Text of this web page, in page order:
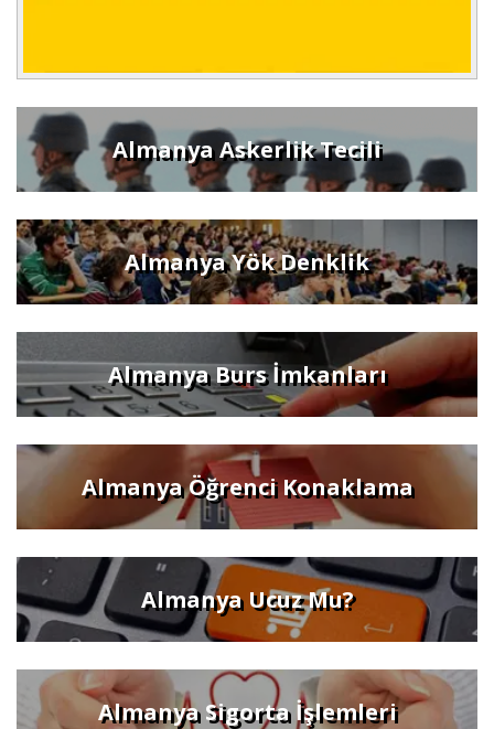
Almanya Askerlik Tecili
Almanya Yök Denklik
Almanya Burs İmkanları
Almanya Öğrenci Konaklama
Almanya Ucuz Mu?
Almanya Sigorta İşlemleri